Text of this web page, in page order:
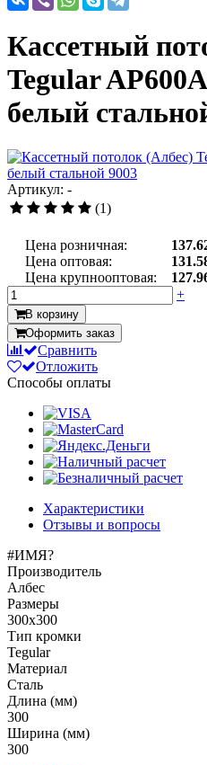
Кассетный
Tegular
белый
Артикул: -
(1)
Цена розничная:
Цена оптовая:
Цена крупнооптовая:
+
В корзину
Оформить заказ
Сравнить
Отложить
Способы оплаты
Характеристики
Отзывы и вопросы
#ИМЯ?
Производитель
Албес
Размеры
300x300
Тип кромки
Tegular
Материал
Сталь
Длина (мм)
300
Ширина (мм)
300